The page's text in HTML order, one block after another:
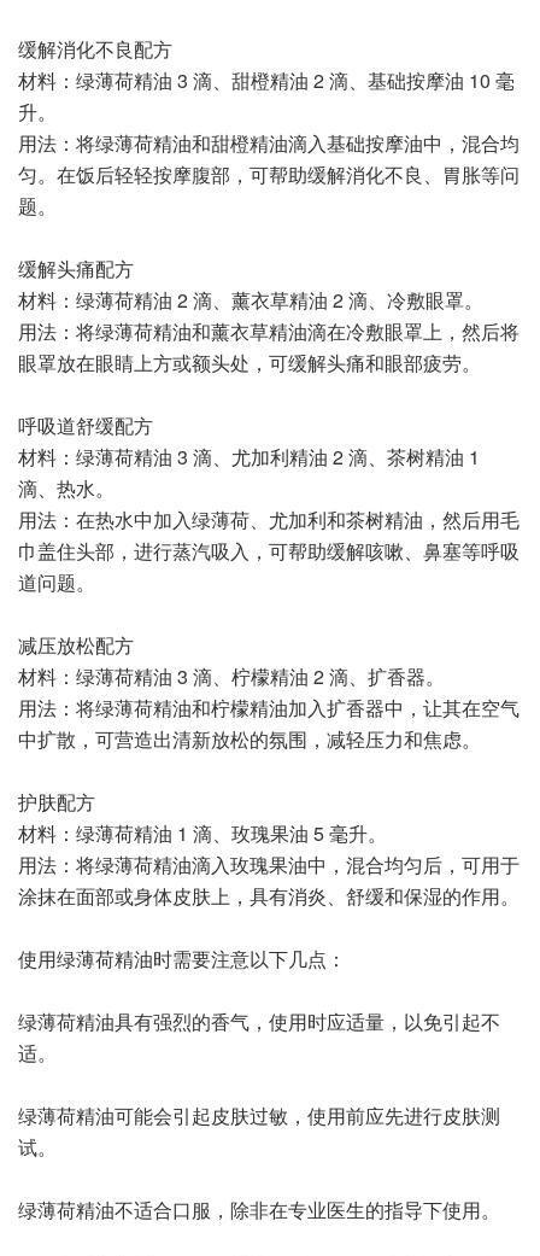
缓解消化不良配方
材料：绿薄荷精油 3 滴、甜橙精油 2 滴、基础按摩油 10 毫
升。
用法：将绿薄荷精油和甜橙精油滴入基础按摩油中，混合均
匀。在饭后轻轻按摩腹部，可帮助缓解消化不良、胃胀等问
题。
缓解头痛配方
材料：绿薄荷精油 2 滴、薰衣草精油 2 滴、冷敷眼罩。
用法：将绿薄荷精油和薰衣草精油滴在冷敷眼罩上，然后将
眼罩放在眼睛上方或额头处，可缓解头痛和眼部疲劳。
呼吸道舒缓配方
材料：绿薄荷精油 3 滴、尤加利精油 2 滴、茶树精油 1
滴、热水。
用法：在热水中加入绿薄荷、尤加利和茶树精油，然后用毛
巾盖住头部，进行蒸汽吸入，可帮助缓解咳嗽、鼻塞等呼吸
道问题。
减压放松配方
材料：绿薄荷精油 3 滴、柠檬精油 2 滴、扩香器。
用法：将绿薄荷精油和柠檬精油加入扩香器中，让其在空气
中扩散，可营造出清新放松的氛围，减轻压力和焦虑。
护肤配方
材料：绿薄荷精油 1 滴、玫瑰果油 5 毫升。
用法：将绿薄荷精油滴入玫瑰果油中，混合均匀后，可用于
涂抹在面部或身体皮肤上，具有消炎、舒缓和保湿的作用。
使用绿薄荷精油时需要注意以下几点：
绿薄荷精油具有强烈的香气，使用时应适量，以免引起不
适。
绿薄荷精油可能会引起皮肤过敏，使用前应先进行皮肤测
试。
绿薄荷精油不适合口服，除非在专业医生的指导下使用。